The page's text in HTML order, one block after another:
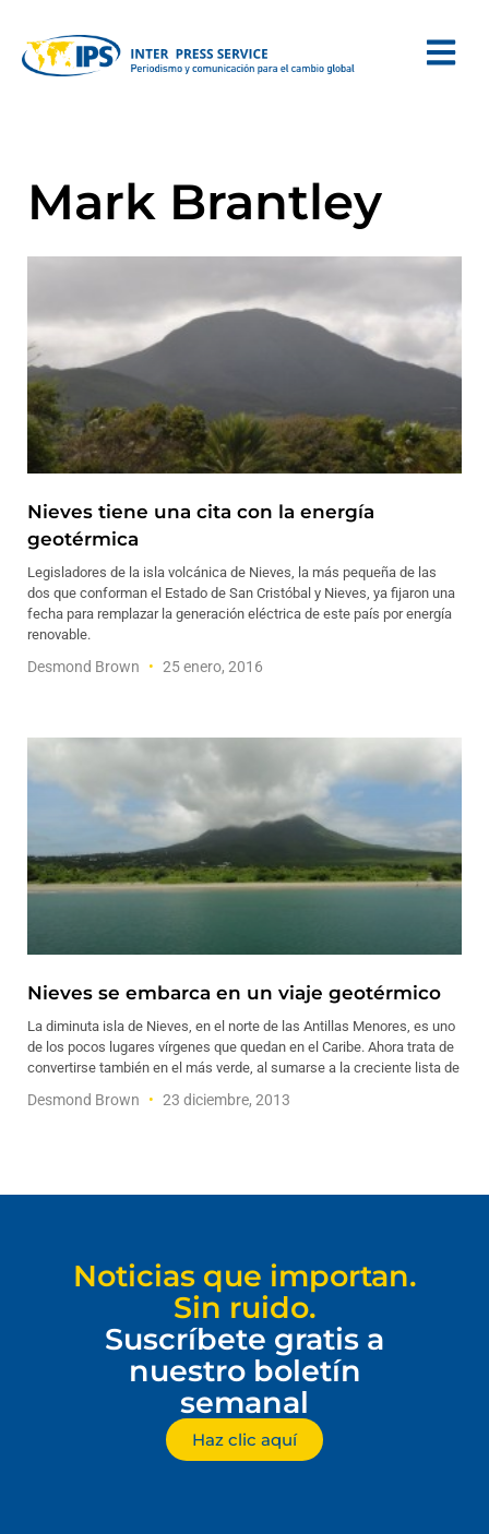
Mark Brantley
Nieves tiene una cita con la energía
geotérmica
Legisladores de la isla volcánica de Nieves, la más pequeña de las
dos que conforman el Estado de San Cristóbal y Nieves, ya fijaron una
fecha para remplazar la generación eléctrica de este país por energía
renovable.
Desmond Brown 25 enero, 2016
Nieves se embarca en un viaje geotérmico
La diminuta isla de Nieves, en el norte de las Antillas Menores, es uno
de los pocos lugares vírgenes que quedan en el Caribe. Ahora trata de
convertirse también en el más verde, al sumarse a la creciente lista de
Desmond Brown 23 diciembre, 2013
Noticias que importan.
Sin ruido.
Suscríbete gratis a
nuestro boletín
semanal
Haz clic aquí